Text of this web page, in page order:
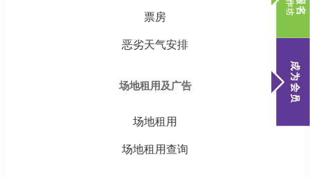
票房
恶劣天气安排
场地租用及广告
场地租用
场地租用查询